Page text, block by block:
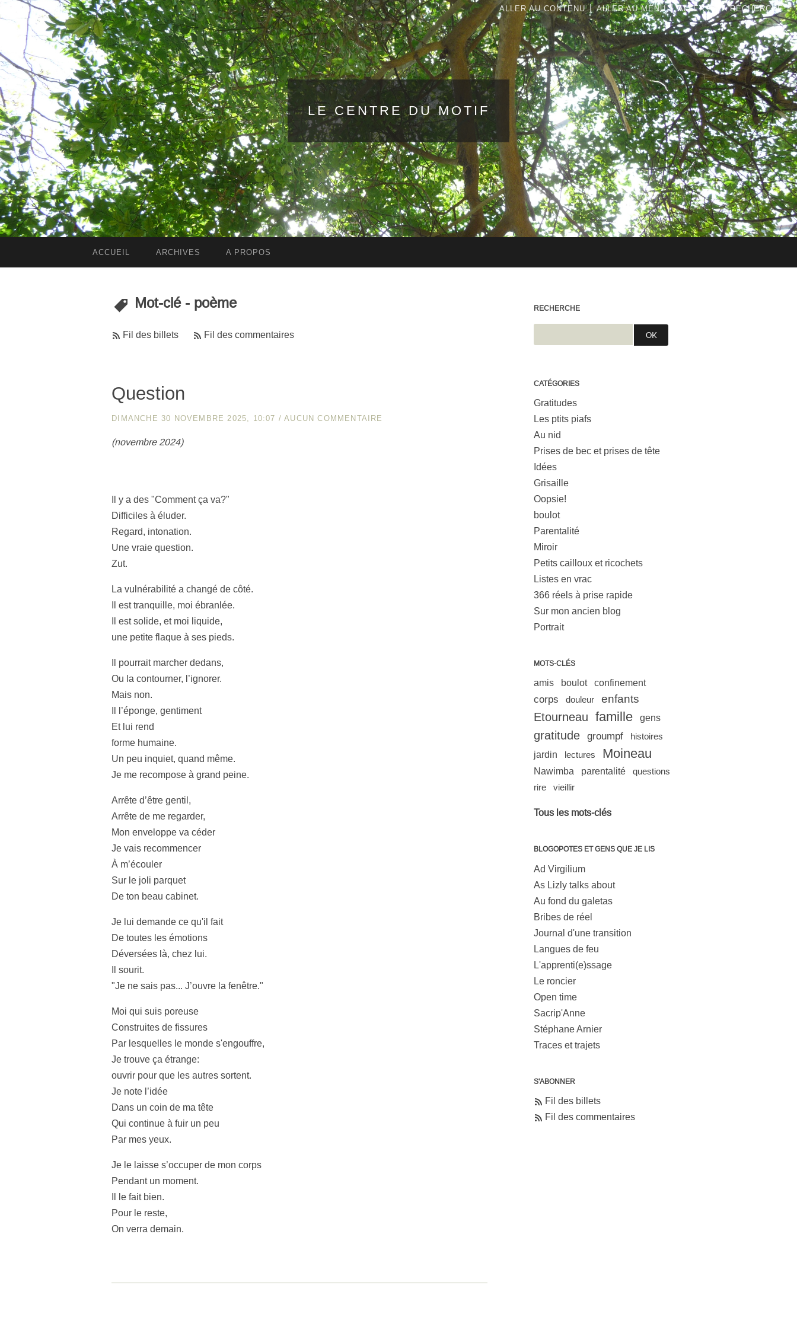
ALLER AU CONTENU | ALLER AU MENU | ALLER À LA RECHERCHE
LE CENTRE DU MOTIF
ACCUEIL ARCHIVES A PROPOS
Mot-clé - poème
Fil des billets Fil des commentaires
Question
DIMANCHE 30 NOVEMBRE 2025, 10:07 /AUCUN COMMENTAIRE
(novembre 2024)
Il y a des "Comment ça va?"
Difficiles à éluder.
Regard, intonation.
Une vraie question.
Zut.
La vulnérabilité a changé de côté.
Il est tranquille, moi ébranlée.
Il est solide, et moi liquide,
une petite flaque à ses pieds.
Il pourrait marcher dedans,
Ou la contourner, l’ignorer.
Mais non.
Il l’éponge, gentiment
Et lui rend
forme humaine.
Un peu inquiet, quand même.
Je me recompose à grand peine.
Arrête d’être gentil,
Arrête de me regarder,
Mon enveloppe va céder
Je vais recommencer
À m’écouler
Sur le joli parquet
De ton beau cabinet.
Je lui demande ce qu'il fait
De toutes les émotions
Déversées là, chez lui.
Il sourit.
"Je ne sais pas... J’ouvre la fenêtre."
Moi qui suis poreuse
Construites de fissures
Par lesquelles le monde s'engouffre,
Je trouve ça étrange:
ouvrir pour que les autres sortent.
Je note l’idée
Dans un coin de ma tête
Qui continue à fuir un peu
Par mes yeux.
Je le laisse s’occuper de mon corps
Pendant un moment.
Il le fait bien.
Pour le reste,
On verra demain.
RECHERCHE
CATÉGORIES
Gratitudes
Les ptits piafs
Au nid
Prises de bec et prises de tête
Idées
Grisaille
Oopsie!
boulot
Parentalité
Miroir
Petits cailloux et ricochets
Listes en vrac
366 réels à prise rapide
Sur mon ancien blog
Portrait
MOTS-CLÉS
amis boulot confinement
corps douleur enfants
Etourneau famille gens
gratitude groumpf
histoires
jardin
lectures Moineau
Nawimba parentalité
questions
rire
vieillir
Tous les mots-clés
BLOGOPOTES ET GENS QUE JE LIS
Ad Virgilium
As Lizly talks about
Au fond du galetas
Bribes de réel
Journal d'une transition
Langues de feu
L'apprenti(e)ssage
Le roncier
Open time
Sacrip'Anne
Stéphane Arnier
Traces et trajets
S'ABONNER
Fil des billets
Fil des commentaires